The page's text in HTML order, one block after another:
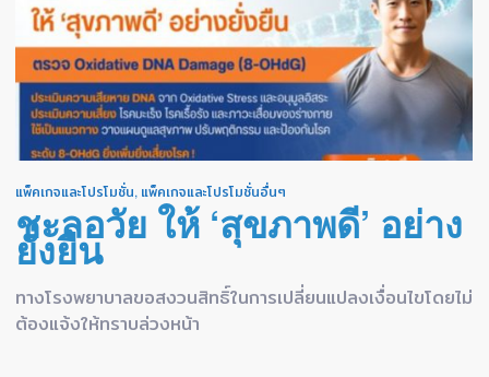
แพ็คเกจและโปรโมชั่น, แพ็คเกจและโปรโมชั่นอื่นๆ
ชะลอวัย ให้ ‘สุขภาพดี’ อย่าง
ยั่งยืน
ทางโรงพยาบาลขอสงวนสิทธิ์ในการเปลี่ยนแปลงเงื่อนไขโดยไม่
ต้องแจ้งให้ทราบล่วงหน้า